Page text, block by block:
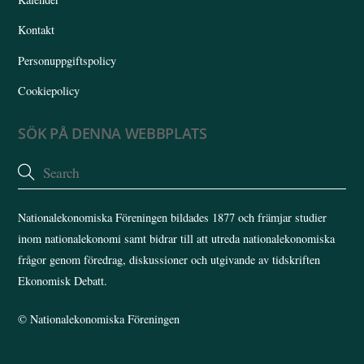
Kontakt
Personuppgiftspolicy
Cookiepolicy
SÖK PÅ DENNA WEBBPLATS
Nationalekonomiska Föreningen bildades 1877 och främjar studier
inom nationalekonomi samt bidrar till att utreda nationalekonomiska
frågor genom föredrag, diskussioner och utgivande av tidskriften
Ekonomisk Debatt.
©Nationalekonomiska Föreningen